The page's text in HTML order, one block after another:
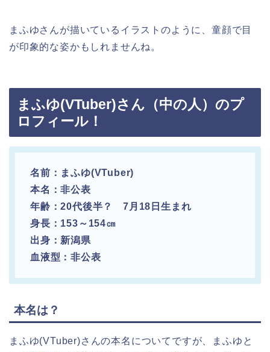
まふゆさんが描いているイラストのように、童顔で目
が印象的な姿かもしれませんね。
まふゆ(VTuber)さん（中の人）のプ
ロフィール！
名前：まふゆ(VTuber)
本名：非公表
年齢：20代後半？ 7月18日生まれ
身長：153～154㎝
出身：新潟県
血液型：非公表
本名は？
まふゆ(VTuber)さんの本名についてですが、まふゆと